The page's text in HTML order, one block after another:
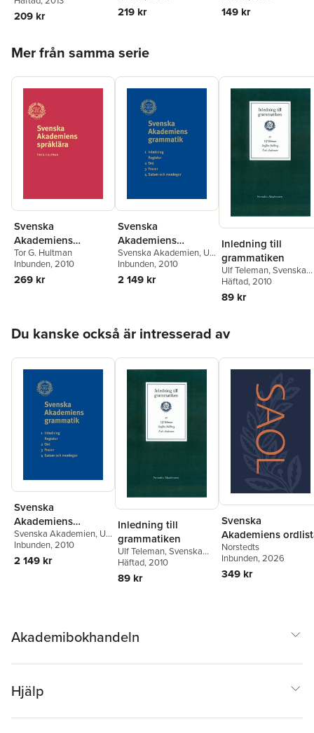
medaljer
209 kr 219 kr
äventyr
149 kr
Mer från samma serie
Svenska
Akademiens
språklära
Tor G. Hultman
Inbunden, 2010
269 kr
Svenska
Akademiens
grammatik
Svenska Akademien, Ulf
Teleman
Inbunden, 2010
2 149 kr
Inledning till
grammatiken
Ulf Teleman,Svenska
Akademien,Erik
Andersson
Hellberg
Häftad, 2010
89 kr
Du kanske också är intresserad av
Svenska
Akademiens
grammatik
Svenska Akademien, Ulf
Teleman
Inbunden, 2010
2 149 kr
Inledning till
grammatiken
Ulf Teleman,Svenska
Akademien,Erik
Andersson
Hellberg
Häftad, 2010
89 kr
Svenska
Akademiens
Norstedts
Inbunden, 2026
349 kr
Akademibokhandeln
Hjälp